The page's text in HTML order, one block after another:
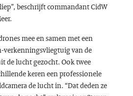
beschrijft commandant CidW
mee en samen met een
verkenningsvliegtuig van de
de lucht gezocht. Ook twee
keren een professionele
de lucht in. “Dat deden ze